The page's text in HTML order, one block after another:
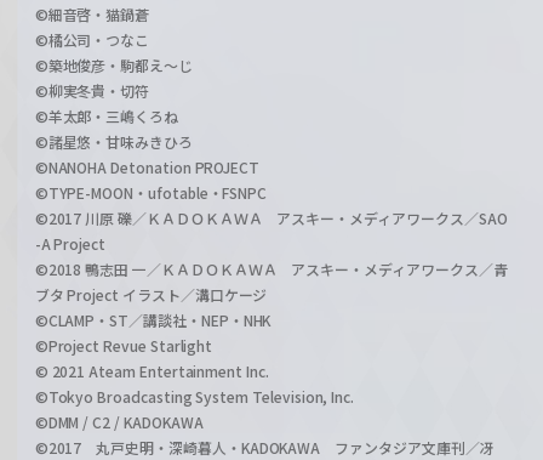
©細音啓・猫鍋蒼
©橘公司・つなこ
©築地俊彦・駒都え～じ
©柳実冬貴・切符
©羊太郎・三嶋くろね
©諸星悠・甘味みきひろ
©NANOHA Detonation PROJECT
©TYPE-MOON・ufotable・FSNPC
©2017 川原 礫／ＫＡＤＯＫＡＷＡ アスキー・メディアワークス／SAO
-A Project
©2018 鴨志田 一／ＫＡＤＯＫＡＷＡ アスキー・メディアワークス／青
ブタ Project イラスト／溝口ケージ
©CLAMP・ST／講談社・NEP・NHK
©Project Revue Starlight
© 2021 Ateam Entertainment Inc.
©Tokyo Broadcasting System Television, Inc.
©DMM / C2 / KADOKAWA
©2017 丸戸史明・深崎暮人・KADOKAWA ファンタジア文庫刊／冴